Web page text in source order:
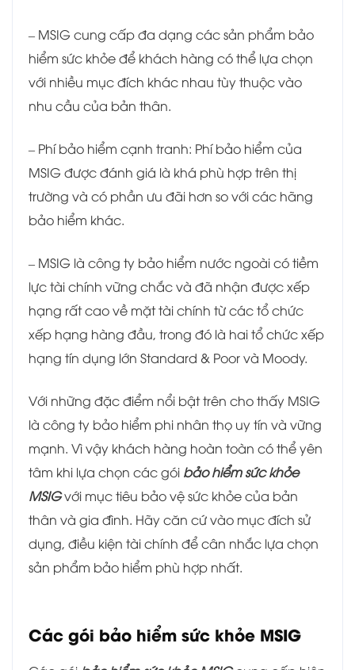
– MSIG cung cấp đa dạng các sản phẩm bảo
hiểm sức khỏe để khách hàng có thể lựa chọn
với nhiều mục đích khác nhau tùy thuộc vào
nhu cầu của bản thân.
– Phí bảo hiểm cạnh tranh: Phí bảo hiểm của
MSIG được đánh giá là khá phù hợp trên thị
trường và có phần ưu đãi hơn so với các hãng
bảo hiểm khác.
– MSIG là công ty bảo hiểm nước ngoài có tiềm
lực tài chính vững chắc và đã nhận được xếp
hạng rất cao về mặt tài chính từ các tổ chức
xếp hạng hàng đầu, trong đó là hai tổ chức xếp
hạng tín dụng lớn Standard & Poor và Moody.
Với những đặc điểm nổi bật trên cho thấy MSIG
là công ty bảo hiểm phi nhân thọ uy tín và vững
mạnh. Vì vậy khách hàng hoàn toàn có thể yên
tâm khi lựa chọn các gói bảo hiểm sức khỏe
MSIGvới mục tiêu bảo vệ sức khỏe của bản
thân và gia đình. Hãy căn cứ vào mục đích sử
dụng, điều kiện tài chính để cân nhắc lựa chọn
sản phẩm bảo hiểm phù hợp nhất.
Các gói bảo hiểm sức khỏe MSIG